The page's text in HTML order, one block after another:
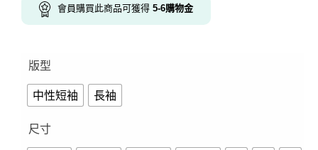
會員購買此商品可獲得 5-6購物金
版型
中性短袖 長袖
尺寸